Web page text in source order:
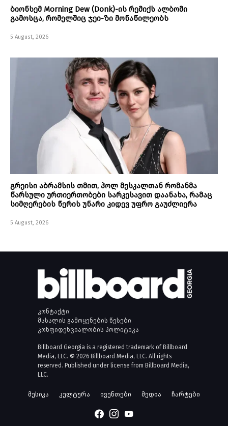
ბიონსემ Morning Dew (Donk)-ის რემიქს ალბომი
გამოსცა, რომელშიც ჯეი-ზი მონაწილეობს
5 August, 2026
გრეისი აბრამსის თმით, პოლ მესკალთან რომანმა
წარსული ურთიერთობები სარკესავით დაანახა, რამაც
სიმღერების წერის უნარი კიდევ უფრო გაუძლიერა
5 August, 2026
კონტაქტი
მასალის გამოყენების წესები
კონფიდენციალობის პოლიტიკა
Billboard Georgia is a registered trademark of Billboard
Media, LLC. © 2026 Billboard Media, LLC. All rights
reserved. Published under license from Billboard Media,
LLC.
მუსიკა კულტურა ივენთები მედია ჩარტები